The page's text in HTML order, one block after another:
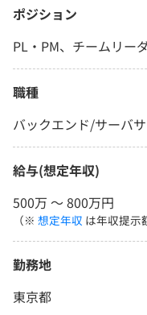
ポジション
PL・PM、チームリー
職種
バックエンド/サーバ
給与(想定年収)
500万 〜 800万円
（※ 想定年収 は年収提示
勤務地
東京都